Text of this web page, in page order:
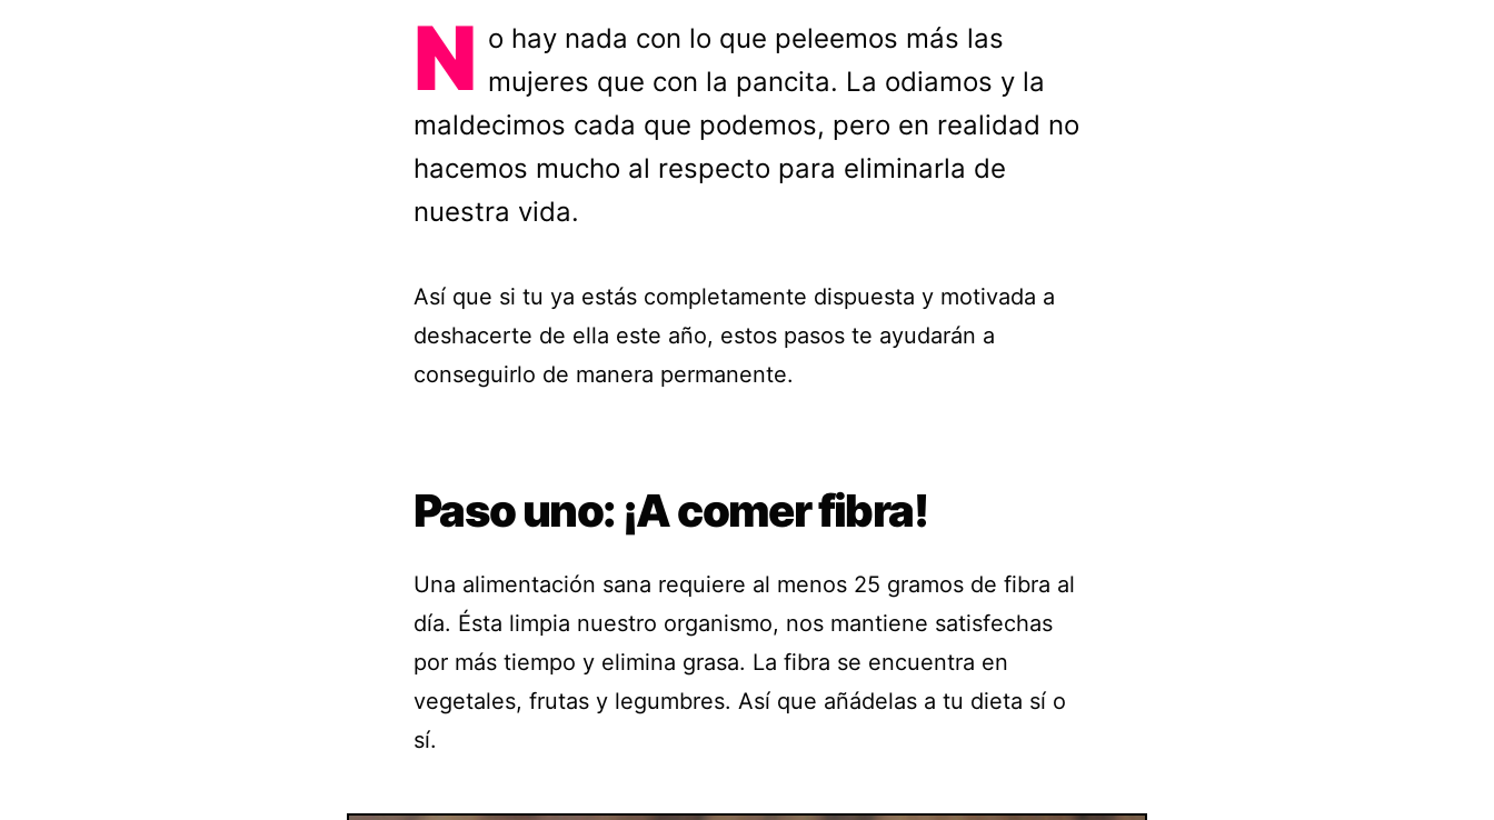
N o hay nada con lo que peleemos más las
mujeres que con la pancita. La odiamos y la
maldecimos cada que podemos, pero en realidad no
hacemos mucho al respecto para eliminarla de
nuestra vida.
Así que si tu ya estás completamente dispuesta y motivada a
deshacerte de ella este año, estos pasos te ayudarán a
conseguirlo de manera permanente.
Paso uno: ¡A comer fibra!
Una alimentación sana requiere al menos 25 gramos de fibra al
día. Ésta limpia nuestro organismo, nos mantiene satisfechas
por más tiempo y elimina grasa. La fibra se encuentra en
vegetales, frutas y legumbres. Así que añádelas a tu dieta sí o
sí.